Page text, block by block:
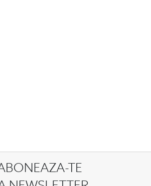
TE